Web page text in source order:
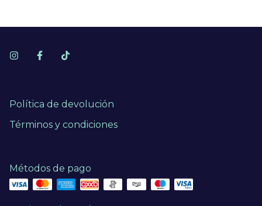
Política de devolución
Términos y condiciones
Métodos de pago